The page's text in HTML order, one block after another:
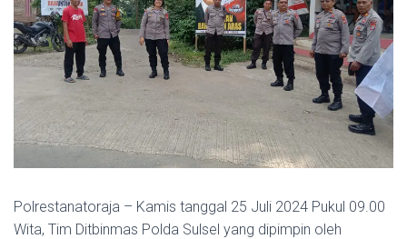
Polrestanatoraja – Kamis tanggal 25 Juli 2024 Pukul 09.00
Wita, Tim Ditbinmas Polda Sulsel yang dipimpin oleh